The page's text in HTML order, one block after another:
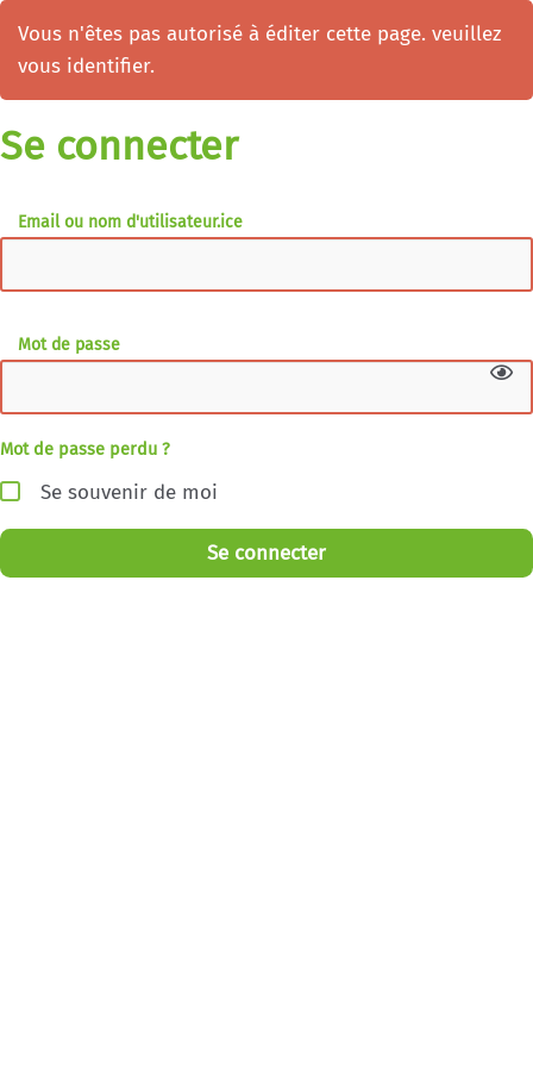
Vous n'êtes pas autorisé à éditer cette page. veuillez
vous identifier.
Se connecter
Email ou nom d'utilisateur.ice
Mot de passe
Mot de passe perdu ?
Se souvenir de moi
Se connecter